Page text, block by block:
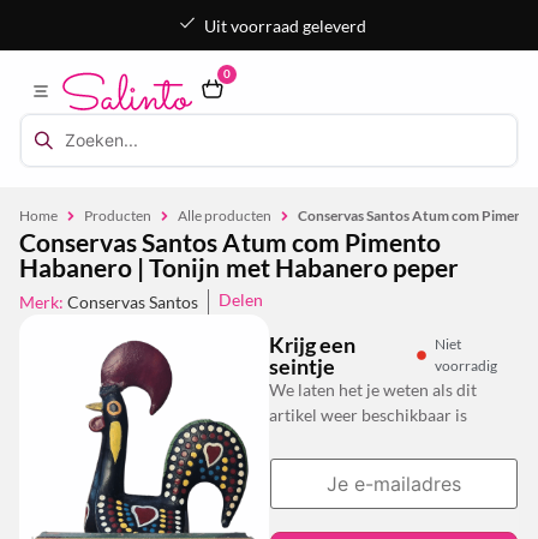
Uit voorraad geleverd
0
Home Producten Alle producten Conservas Santos Atum com
Conservas Santos Atum com Pimento
Habanero | Tonijn met Habanero peper
Merk: Conservas Santos Delen
Krijg een
seintje
Niet
voorradig
We laten het je weten als dit
artikel weer beschikbaar is